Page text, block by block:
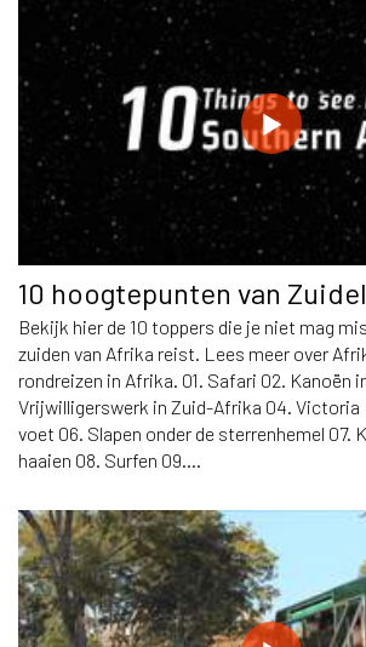
10 hoogtepunten van
Bekijk hier de 10 toppers die je niet mag
zuiden van Afrika reist. Lees meer over
rondreizen in Afrika. 01. Safari 02. Kanoën
Vrijwilligerswerk in Zuid-Afrika 04. Victoria
voet 06. Slapen onder de sterrenhemel 07.
haaien 08. Surfen 09....